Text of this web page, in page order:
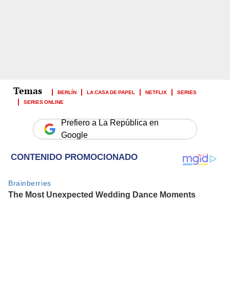
BERLÍN LA CASA DE PAPEL NETFLIX
SERIES
SERIES ONLINE
Prefiero a La República en
Google